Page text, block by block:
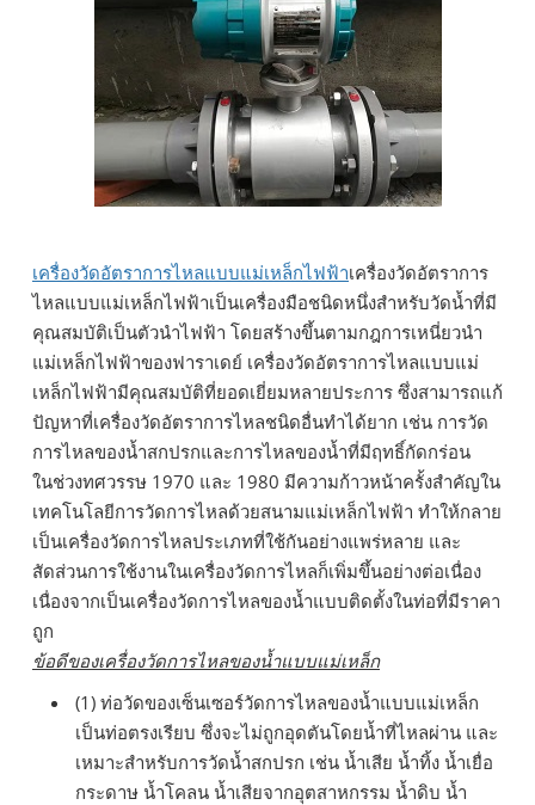
เครื่องวัดอัตราการไหลแบบแม่เหล็กไฟฟ้าเครื่องวัดอัตราการ
ไหลแบบแม่เหล็กไฟฟ้าเป็นเครื่องมือชนิดหนึ่งสำหรับวัดน้ำที่มี
คุณสมบัติเป็นตัวนำไฟฟ้า โดยสร้างขึ้นตามกฎการเหนี่ยวนำ
แม่เหล็กไฟฟ้าของฟาราเดย์ เครื่องวัดอัตราการไหลแบบแม่
เหล็กไฟฟ้ามีคุณสมบัติที่ยอดเยี่ยมหลายประการ ซึ่งสามารถแก้
ปัญหาที่เครื่องวัดอัตราการไหลชนิดอื่นทำได้ยาก เช่น การวัด
การไหลของน้ำสกปรกและการไหลของน้ำที่มีฤทธิ์กัดกร่อน
ในช่วงทศวรรษ 1970 และ 1980 มีความก้าวหน้าครั้งสำคัญใน
เทคโนโลยีการวัดการไหลด้วยสนามแม่เหล็กไฟฟ้า ทำให้กลาย
เป็นเครื่องวัดการไหลประเภทที่ใช้กันอย่างแพร่หลาย และ
สัดส่วนการใช้งานในเครื่องวัดการไหลก็เพิ่มขึ้นอย่างต่อเนื่อง
เนื่องจากเป็นเครื่องวัดการไหลของน้ำแบบติดตั้งในท่อที่มีราคา
ถูก
ข้อดีของเครื่องวัดการไหลของน้ำแบบแม่เหล็ก
(1)ท่อวัดของเซ็นเซอร์วัดการไหลของน้ำแบบแม่เหล็ก
เป็นท่อตรงเรียบ ซึ่งจะไม่ถูกอุดตันโดยน้ำที่ไหลผ่าน และ
เหมาะสำหรับการวัดน้ำสกปรก เช่น น้ำเสีย น้ำทิ้ง น้ำเยื่อ
กระดาษ น้ำโคลน น้ำเสียจากอุตสาหกรรม น้ำดิบ น้ำ